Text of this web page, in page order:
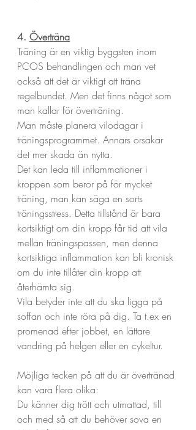
4. Överträna
Träning är en viktig byggsten inom
PCOS behandlingen och man vet
också att det är viktigt att träna
regelbundet. Men det finns något som
man kallar för överträning.
Man måste planera vilodagar i
träningsprogrammet. Annars orsakar
det mer skada än nytta.
Det kan leda till inflammationer i
kroppen som beror på för mycket
träning, man kan säga en sorts
träningsstress. Detta tillstånd är bara
kortsiktigt om din kropp får tid att vila
mellan träningspassen, men denna
kortsiktiga inflammation kan bli kronisk
om du inte tillåter din kropp att
återhämta sig.
Vila betyder inte att du ska ligga på
soffan och inte röra på dig. Ta t.ex en
promenad efter jobbet, en lättare
vandring på helgen eller en cykeltur.
Möjliga tecken på att du är övertränad
kan vara flera olika:
Du känner dig trött och utmattad, till
och med så att du behöver sova en